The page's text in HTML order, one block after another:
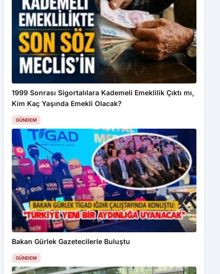
1999 Sonrası Sigortalılara Kademeli Emeklilik Çıktı mı,
Kim Kaç Yaşında Emekli Olacak?
GÜNDEM
Bakan Gürlek Gazetecilerle Buluştu
GÜNDEM